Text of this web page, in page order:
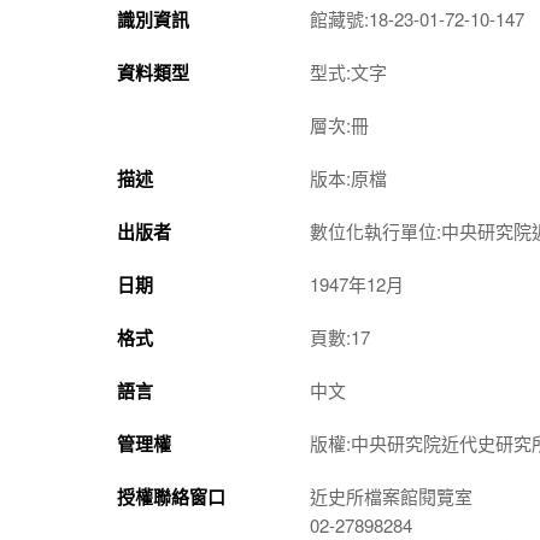
識別資訊 館藏號:18-23-01-72-10-147
資料類型 型式:文字
層次:冊
描述 版本:原檔
出版者 數位化執行單位:中央研究院
日期 1947年12月
格式 頁數:17
語言 中文
管理權 版權:中央研究院近代史研究
授權聯絡窗口
近史所檔案館閱覽室
02-27898284